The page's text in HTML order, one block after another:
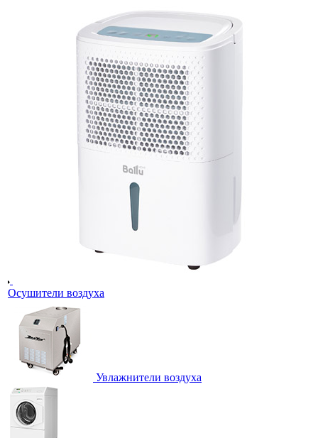
Осушители воздуха
Увлажнители воздуха